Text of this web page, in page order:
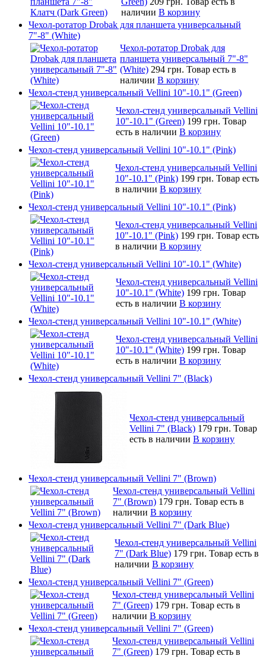
наличии В корзину
Чехол-ротатор Drobak для планшета универсальный
7"-8" (White)
Чехол-ротатор Drobak для
планшета универсальный 7"-8"
(White) 294 грн. Товар есть в
наличии В корзину
Чехол-стенд универсальный Vellini 10"-10.1" (Green)
Чехол-стенд универсальный Vellini
10"-10.1" (Green) 199 грн. Товар
есть в наличии В корзину
Чехол-стенд универсальный Vellini 10"-10.1" (Pink)
Чехол-стенд универсальный Vellini
10"-10.1" (Pink) 199 грн. Товар есть
в наличии В корзину
Чехол-стенд универсальный Vellini 10"-10.1" (Pink)
Чехол-стенд универсальный Vellini
10"-10.1" (Pink) 199 грн. Товар есть
в наличии В корзину
Чехол-стенд универсальный Vellini 10"-10.1" (White)
Чехол-стенд универсальный Vellini
10"-10.1" (White) 199 грн. Товар
есть в наличии В корзину
Чехол-стенд универсальный Vellini 10"-10.1" (White)
Чехол-стенд универсальный Vellini
10"-10.1" (White) 199 грн. Товар
есть в наличии В корзину
Чехол-стенд универсальный Vellini 7" (Black)
Чехол-стенд универсальный
Vellini 7" (Black) 179 грн. Товар
есть в наличии В корзину
Чехол-стенд универсальный Vellini 7" (Brown)
Чехол-стенд универсальный Vellini
7" (Brown) 179 грн. Товар есть в
наличии В корзину
Чехол-стенд универсальный Vellini 7" (Dark Blue)
Чехол-стенд универсальный Vellini
7" (Dark Blue) 179 грн. Товар есть в
наличии В корзину
Чехол-стенд универсальный Vellini 7" (Green)
Чехол-стенд универсальный Vellini
7" (Green) 179 грн. Товар есть в
наличии В корзину
Чехол-стенд универсальный Vellini 7" (Green)
Чехол-стенд универсальный Vellini
7" (Green) 179 грн. Товар есть в